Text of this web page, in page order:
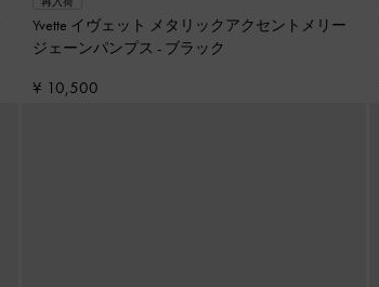
Yvette イヴェット メタリックアクセントメリー
ジェーンパンプス - ブラック
¥ 10,500